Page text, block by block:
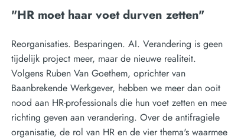
"HR moet haar voet durven zetten"
Reorganisaties. Besparingen. AI. Verandering is geen
tijdelijk project meer, maar de nieuwe realiteit.
Volgens Ruben Van Goethem, oprichter van
Baanbrekende Werkgever, hebben we meer dan ooit
nood aan HR-professionals die hun voet zetten en mee
richting geven aan verandering. Over de antifragiele
organisatie, de rol van HR en de vier thema's waarmee